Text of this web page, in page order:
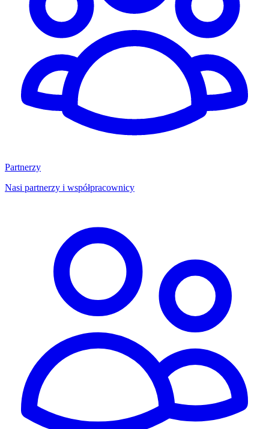
Partnerzy
Nasi partnerzy i współpracownicy